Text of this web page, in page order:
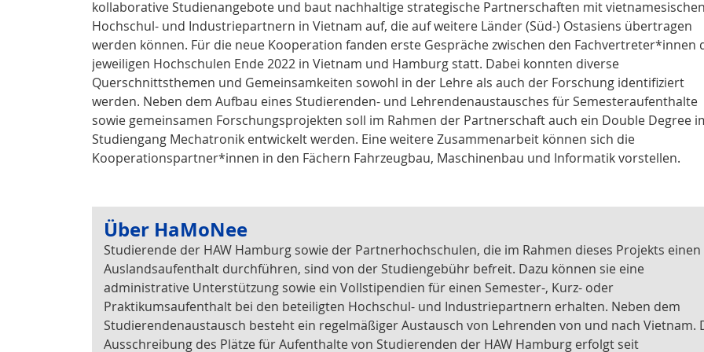
kollaborative Studienangebote und baut nachhaltige strategische Partnerschaften mit vietnamesischen
Hochschul- und Industriepartnern in Vietnam auf, die auf weitere Länder (Süd-) Ostasiens übertragen
werden können. Für die neue Kooperation fanden erste Gespräche zwischen den Fachvertreter*innen
jeweiligen Hochschulen Ende 2022 in Vietnam und Hamburg statt. Dabei konnten diverse
Querschnittsthemen und Gemeinsamkeiten sowohl in der Lehre als auch der Forschung identifiziert
werden. Neben dem Aufbau eines Studierenden- und Lehrendenaustausches für Semesteraufenthalte
sowie gemeinsamen Forschungsprojekten soll im Rahmen der Partnerschaft auch ein Double Degree
Studiengang Mechatronik entwickelt werden. Eine weitere Zusammenarbeit können sich die
Kooperationspartner*innen in den Fächern Fahrzeugbau, Maschinenbau und Informatik vorstellen.
Über HaMoNee
Studierende der HAW Hamburg sowie der Partnerhochschulen, die im Rahmen dieses Projekts einen
Auslandsaufenthalt durchführen, sind von der Studiengebühr befreit. Dazu können sie eine
administrative Unterstützung sowie ein Vollstipendien für einen Semester-, Kurz- oder
Praktikumsaufenthalt bei den beteiligten Hochschul- und Industriepartnern erhalten. Neben dem
Studierendenaustausch besteht ein regelmäßiger Austausch von Lehrenden von und nach Vietnam.
Ausschreibung des Plätze für Aufenthalte von Studierenden der HAW Hamburg erfolgt seit